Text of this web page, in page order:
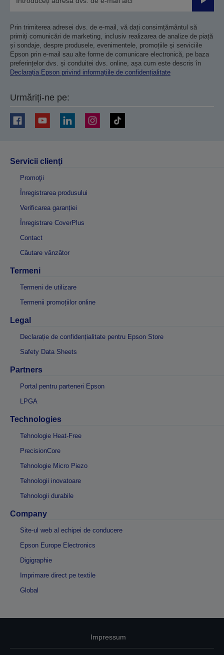
Prin trimiterea adresei dvs. de e-mail, vă dați consimțământul să
primiți comunicări de marketing, inclusiv realizarea de analize de piață
și sondaje, despre produsele, evenimentele, promoțiile și serviciile
Epson prin e-mail sau alte forme de comunicare electronică, pe baza
preferințelor dvs. și conduitei dvs. online, așa cum este descris în
Declarația Epson privind informațiile de confidențialitate
Urmăriți-ne pe:
Servicii clienţi
Promoţii
Înregistrarea produsului
Verificarea garanției
Înregistrare CoverPlus
Contact
Căutare vânzător
Termeni
Termeni de utilizare
Termenii promoțiilor online
Legal
Declarație de confidențialitate pentru Epson Store
Safety Data Sheets
Partners
Portal pentru parteneri Epson
LPGA
Technologies
Tehnologie Heat-Free
PrecisionCore
Tehnologie Micro Piezo
Tehnologii inovatoare
Tehnologii durabile
Company
Site-ul web al echipei de conducere
Epson Europe Electronics
Digigraphie
Imprimare direct pe textile
Global
Impressum